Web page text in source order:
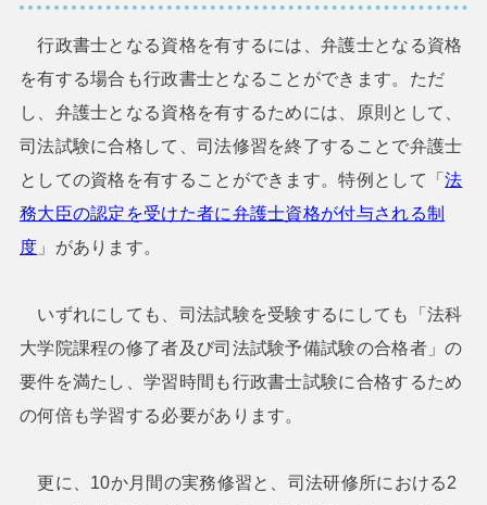
行政書士となる資格を有するには、弁護士となる資格
を有する場合も行政書士となることができます。ただ
し、弁護士となる資格を有するためには、原則として、
司法試験に合格して、司法修習を終了することで弁護士
としての資格を有することができます。特例として「法
務大臣の認定を受けた者に弁護士資格が付与される制
度 」があります。
いずれにしても、司法試験を受験するにしても「法科
大学院課程の修了者及び司法試験予備試験の合格者」の
要件を満たし、学習時間も行政書士試験に合格するため
の何倍も学習する必要があります。
更に、10か月間の実務修習と、司法研修所における2